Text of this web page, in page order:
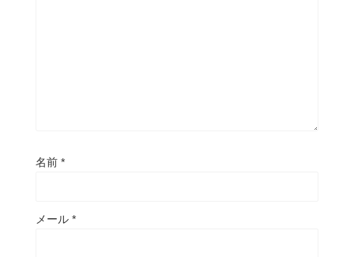
名前 *
メール *